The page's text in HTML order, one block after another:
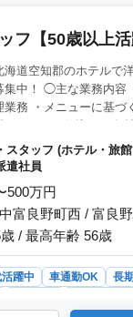
が休みでプライベー
々の通勤が快適です。
との両立もしやす
実した福利厚生＞
あるため安定した収
、健康保険などの
働きやすい職場です
フ【50歳以上活
海道空知郡のホテルで
集中！ ◯主な業務内容
業務 ・メニューに基づ
調理器具・食器の洗浄
グループ施設の優待あ
お持ちの方、洋食調理
面優遇します！ 現在50
理人も活躍中の企業です
スタッフ (ホテル・旅
遣社員
500万円
富良野町西 / 富良
/ 最高年齢 56歳
躍中 車通勤OK 長
調理師・調